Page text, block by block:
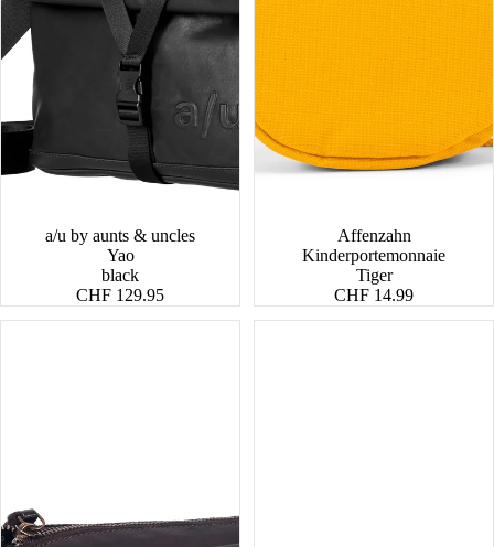
a/u by aunts & uncles
Yao
black
CHF 129.95
Affenzahn
Kinderportemonnaie
Tiger
CHF 14.99